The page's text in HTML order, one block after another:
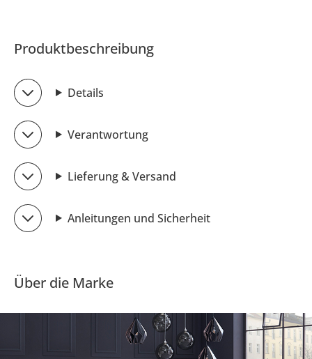
Produktbeschreibung
Details
Verantwortung
Lieferung & Versand
Anleitungen und Sicherheit
Über die Marke